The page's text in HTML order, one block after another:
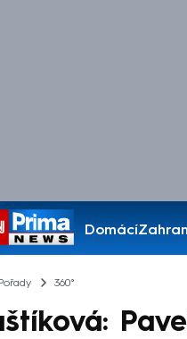
Domácí
Pořady
Pořady 360°